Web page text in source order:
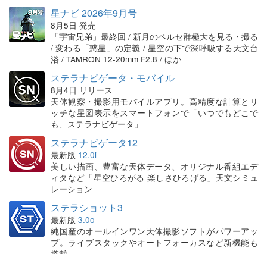
星ナビ 2026年9月号
8月5日 発売
「宇宙兄弟」最終回 / 新月のペルセ群極大を見る・撮る
/ 変わる「惑星」の定義 / 星空の下で深呼吸する天文台
浴 / TAMRON 12-20mm F2.8 / ほか
ステラナビゲータ・モバイル
8月4日 リリース
天体観察・撮影用モバイルアプリ。高精度な計算とリ
ッチな星図表示をスマートフォンで「いつでもどこで
も、ステラナビゲータ」
ステラナビゲータ12
最新版 12.0i
美しい描画、豊富な天体データ、オリジナル番組エデ
ィタなど「星空ひろがる 楽しさひろげる」天文シミュ
レーション
ステラショット3
最新版 3.0o
純国産のオールインワン天体撮影ソフトがパワーアッ
プ。ライブスタックやオートフォーカスなど新機能も